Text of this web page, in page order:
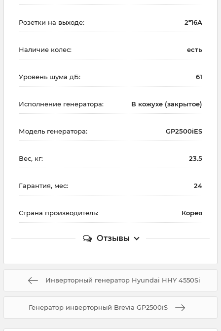
Розетки на выходе: 2*16А
Наличие колес: есть
Уровень шума дБ: 61
Исполнение генератора: В кожухе (закрытое)
Модель генератора: GP2500iES
Вес, кг: 23.5
Гарантия, мес: 24
Страна производитель: Корея
Отзывы
Инверторный генератор Hyundai HHY 4550Si
Генератор инверторный Brevia GP2500iS